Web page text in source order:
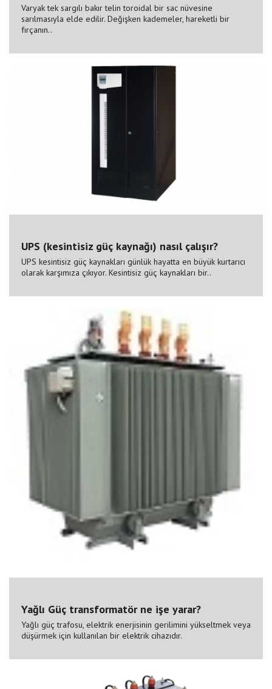
Varyak tek sargılı bakır telin toroidal bir sac nüvesine
sarılmasıyla elde edilir. Değişken kademeler, hareketli bir
fırçanın..
UPS (kesintisiz güç kaynağı) nasıl çalışır?
UPS kesintisiz güç kaynakları günlük hayatta en büyük kurtarıcı
olarak karşımıza çıkıyor. Kesintisiz güç kaynakları bir..
Yağlı Güç transformatör ne işe yarar?
Yağlı güç trafosu, elektrik enerjisinin gerilimini yükseltmek veya
düşürmek için kullanılan bir elektrik cihazıdır.